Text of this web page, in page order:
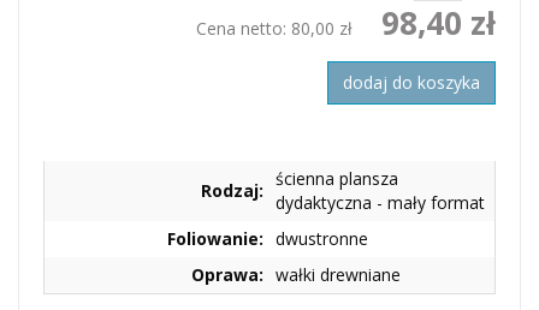
Cena netto: 80,00 zł 98,40 zł
dodaj do koszyka
Rodzaj:
ścienna plansza
dydaktyczna - mały format
Foliowanie: dwustronne
Oprawa: wałki drewniane